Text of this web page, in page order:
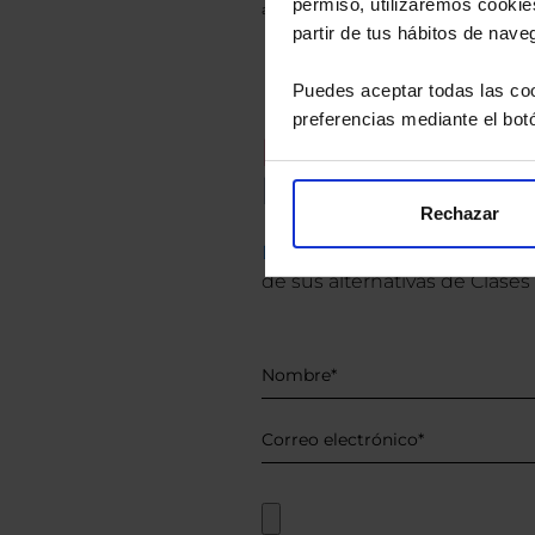
permiso, utilizaremos
partir de tus hábitos de
Puedes aceptar todas las
preferencias mediante el
Rechazar
anterior a Valor Liquidativo actual con
Le
Descárguese el archivoe
de sus alternativas de